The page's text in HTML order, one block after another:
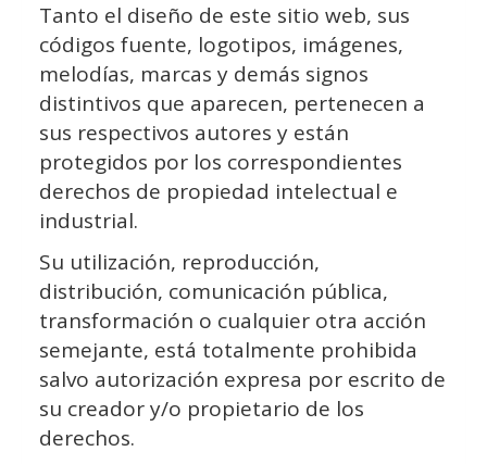
Tanto el diseño de este sitio web, sus
códigos fuente, logotipos, imágenes,
melodías, marcas y demás signos
distintivos que aparecen, pertenecen a
sus respectivos autores y están
protegidos por los correspondientes
derechos de propiedad intelectual e
industrial.
Su utilización, reproducción,
distribución, comunicación pública,
transformación o cualquier otra acción
semejante, está totalmente prohibida
salvo autorización expresa por escrito de
su creador y/o propietario de los
derechos.